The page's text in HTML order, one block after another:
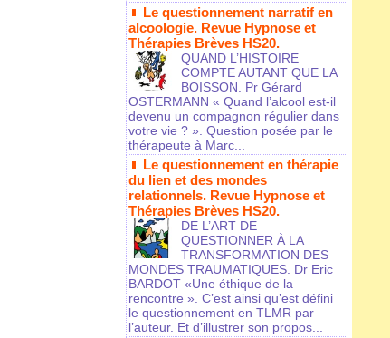
Le questionnement narratif en
alcoologie. Revue Hypnose et
Thérapies Brèves HS20.
QUAND L’HISTOIRE
COMPTE AUTANT QUE LA
BOISSON. Pr Gérard
OSTERMANN « Quand l’alcool est-il
devenu un compagnon régulier dans
votre vie ? ». Question posée par le
thérapeute à Marc...
Le questionnement en thérapie
du lien et des mondes
relationnels. Revue Hypnose et
Thérapies Brèves HS20.
DE L’ART DE
QUESTIONNER À LA
TRANSFORMATION DES
MONDES TRAUMATIQUES. Dr Eric
BARDOT «Une éthique de la
rencontre ». C’est ainsi qu’est défini
le questionnement en TLMR par
l’auteur. Et d’illustrer son propos...